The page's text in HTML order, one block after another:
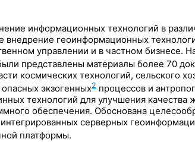
информационных технологий в
геоинформационных
управлении и в частном
представлены материалы более 70
космических технологий, сельского
экзогенных2 процессов и
технологий для улучшения
обеспечения. Обоснована
серверных
платформы.